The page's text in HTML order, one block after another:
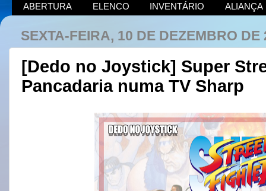
ABERTURA ELENCO INVENTÁRIO ALIANÇA
SEXTA-FEIRA, 10 DE DEZEMBRO DE
[Dedo no Joystick] Super
Pancadaria numa TV Sharp